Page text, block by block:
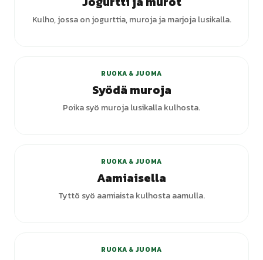
Kulho, jossa on jogurttia, muroja ja marjoja lusikalla.
RUOKA & JUOMA
Syödä muroja
Poika syö muroja lusikalla kulhosta.
RUOKA & JUOMA
Aamiaisella
Tyttö syö aamiaista kulhosta aamulla.
RUOKA & JUOMA